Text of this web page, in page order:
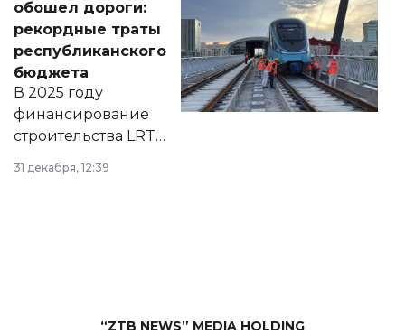
появился в базе
нормативных
правовых актов и
на сайте маслихат
города.
обошел дороги:
рекордные траты
республиканского
бюджета
В 2025 году
финансирование
строительства LRT
республиканского
31 декабря, 12:39
“ZTB NEWS” MEDIA HOLDING